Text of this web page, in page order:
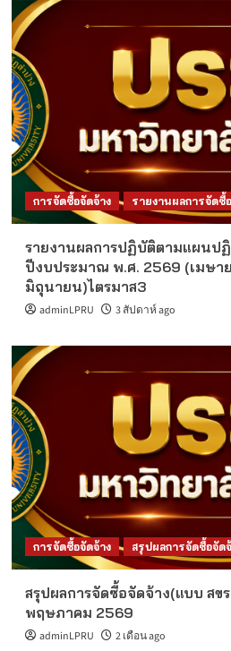
การจัดซื้อจัดจ้าง รายงานผลการจัดซื้
รายงานผลการปฏิบัติตามแผนป
ปีงบประมาณ พ.ศ. 2569 (เมษา
มิถุนายน)ไตรมาส3
adminLPRU 3 สัปดาห์ ago
การจัดซื้อจัดจ้าง สรุปผลการจัดซื้อจัด
สรุปผลการจัดซื้อจัดจ้าง(แบบ สข
พฤษภาคม 2569
adminLPRU 2 เดือน ago